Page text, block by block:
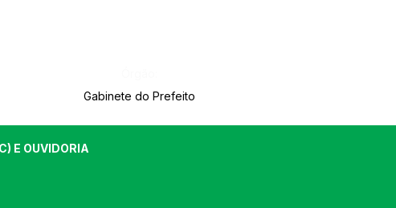
Gabinete do Prefeito
E OUVIDORIA